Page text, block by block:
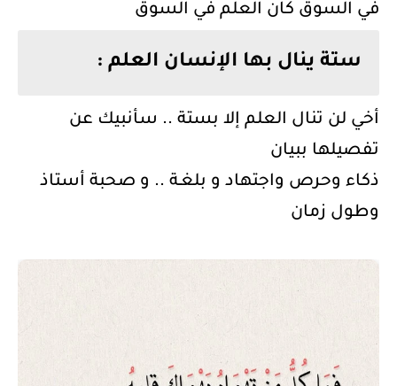
في السوق كان العلم في السوق
ستة ينال بها الإنسان العلم :
أخي لن تنال العلم إلا بستة .. سأنبيك عن
تفصيلها ببيان
ذكاء وحرص واجتهاد و بلغـة .. و صحبة أستاذ
وطول زمان